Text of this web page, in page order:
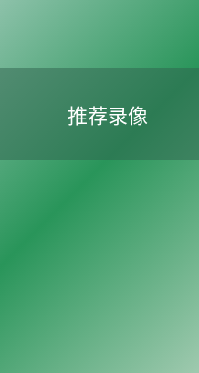
推荐录像